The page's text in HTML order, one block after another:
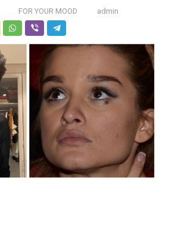
FOR YOUR MOOD admin